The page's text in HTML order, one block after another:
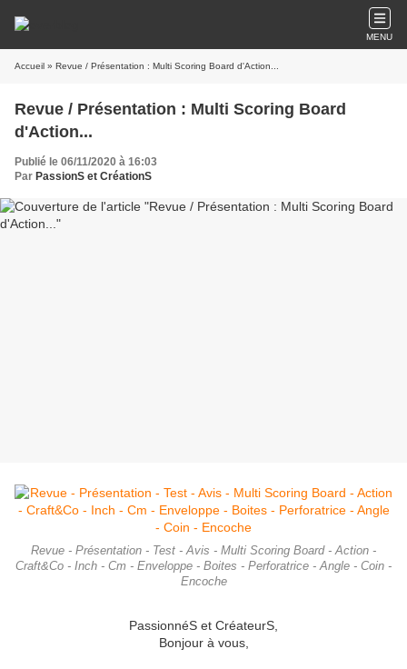
MENU
Accueil » Revue / Présentation : Multi Scoring Board d'Action...
Revue / Présentation : Multi Scoring Board
d'Action...
Publié le 06/11/2020 à 16:03
Par PassionS et CréationS
Revue - Présentation - Test - Avis - Multi Scoring Board - Action -
Craft&Co - Inch - Cm - Enveloppe - Boites - Perforatrice - Angle - Coin -
Encoche
PassionnéS et CréateurS,
Bonjour à vous,